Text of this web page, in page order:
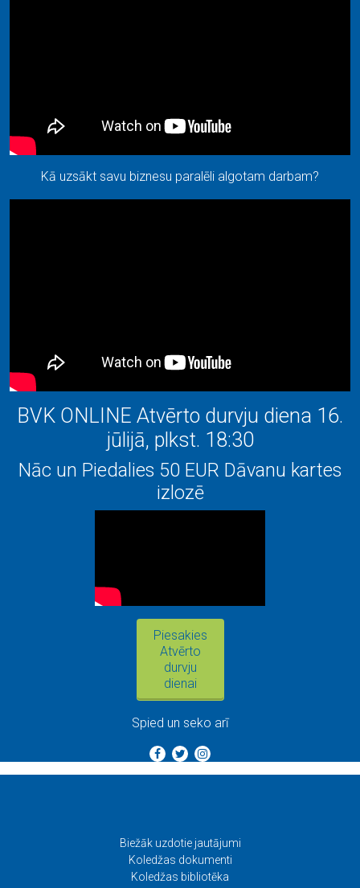
Kā uzsākt savu biznesu paralēli algotam darbam?
BVK ONLINE Atvērto durvju diena 16.
jūlijā, plkst. 18:30
Nāc un Piedalies 50 EUR Dāvanu kartes
izlozē
Piesakies
Atvērto
durvju
dienai
Spied un seko arī
Biežāk uzdotie jautājumi
Koledžas dokumenti
Koledžas bibliotēka